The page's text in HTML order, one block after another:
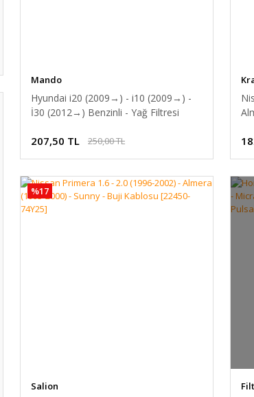
Mando
Hyundai i20 (2009 →) - i10 (2009 →) -
İ30 (2012 →) Benzinli - Yağ Filtresi
207,50 TL 250,00 TL
%17
Salion